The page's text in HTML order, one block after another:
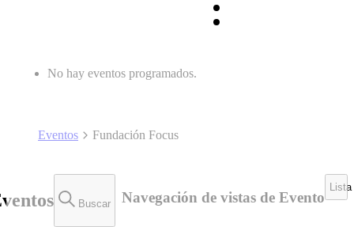
No hay eventos programados.
Eventos Fundación Focus
Buscar Navegación de vistas de Evento
Lista